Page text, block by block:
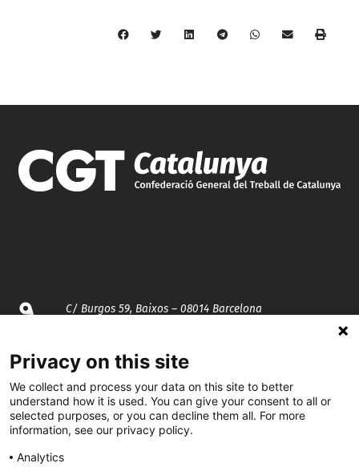
C/ Burgos 59, Baixos – 08014 Barcelona
spcgtcatalunya.cat
935 120 481
@CGTCatalunya
Privacy on this site
We collect and process your data on this site to better
understand how it is used. You can give your consent to all or
selected purposes, or you can decline them all. For more
information, see our privacy policy.
Analytics